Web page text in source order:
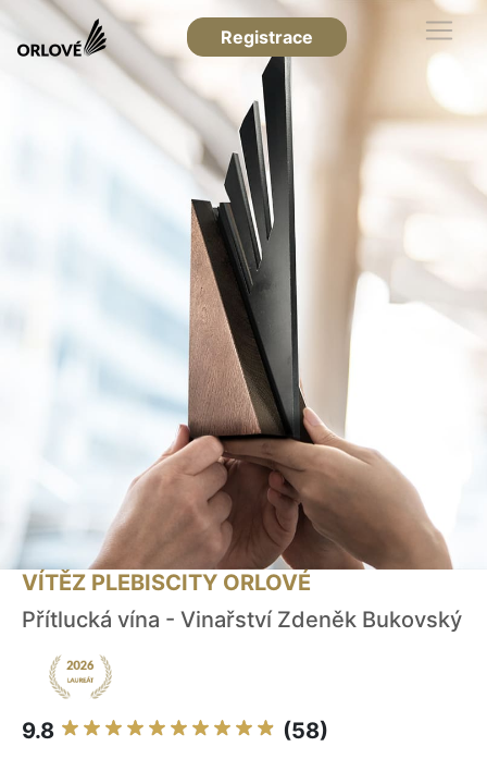
Registrace
VÍTĚZ PLEBISCITY ORLOVÉ
Přítlucká vína - Vinařství Zdeněk Bukovský
9.8 (58)